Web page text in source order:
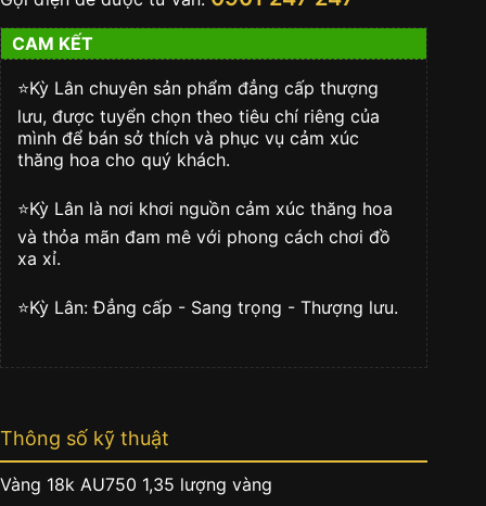
vàng
khối
full
kim
cương
số
lượng
CAM KẾT
⭐️Kỳ Lân chuyên sản phẩm đẳng cấp thượng
lưu, được tuyển chọn theo tiêu chí riêng của
mình để bán sở thích và phục vụ cảm xúc
thăng hoa cho quý khách.
⭐️Kỳ Lân là nơi khơi nguồn cảm xúc thăng hoa
và thỏa mãn đam mê với phong cách chơi đồ
xa xỉ.
⭐️Kỳ Lân: Đẳng cấp - Sang trọng - Thượng lưu.
Thông số kỹ thuật
Vàng 18k AU750 1,35 lượng vàng